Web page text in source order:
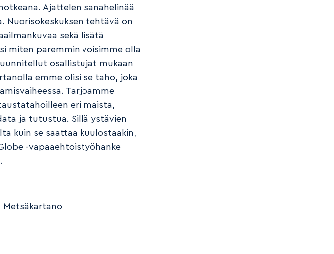
Ajattelen sanahelinää
Nuorisokeskuksen tehtävä on
sekä lisätä
miten paremmin voisimme olla
osallistujat mukaan
emme olisi se taho, joka
Tarjoamme
eri maista,
ja tutustua. Sillä ystävien
kuin se saattaa kuulostaakin,
-vapaaehtoistyöhanke
Metsäkartano